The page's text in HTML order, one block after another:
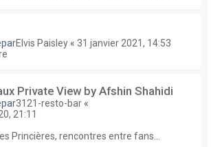
Elvis Paisley « 31 janvier 2021, 14:53
Private View by Afshin Shahidi
3121-resto-bar «
21:11
Princières, rencontres entre fans...